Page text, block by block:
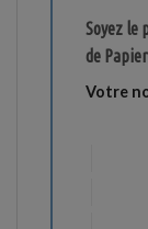
Soyez le
de
Votre